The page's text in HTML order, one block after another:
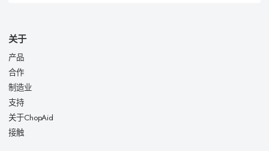
关于
产品
合作
制造业
支持
关于ChopAid
接触